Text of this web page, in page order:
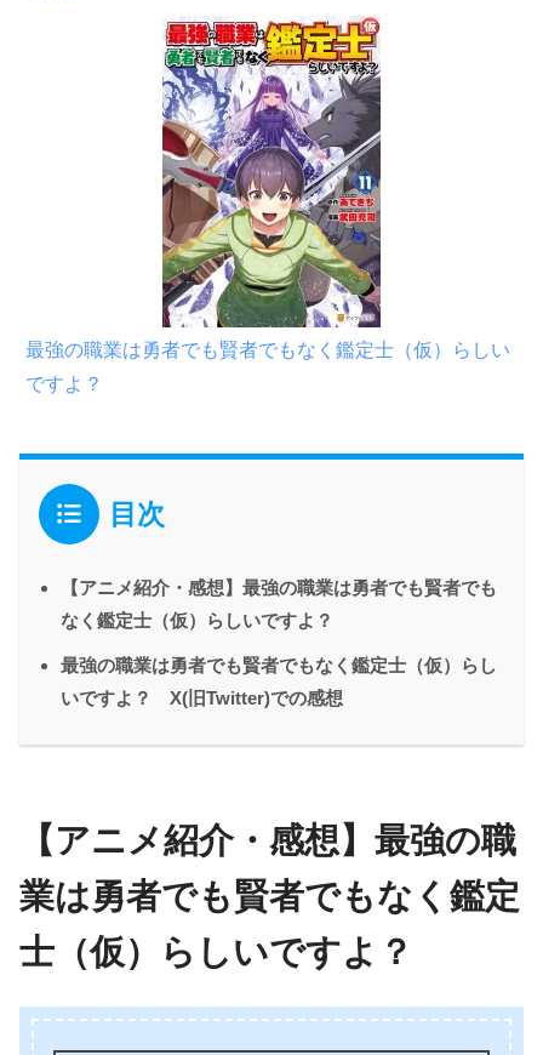
最強の職業は勇者でも賢者でもなく鑑定士（仮）らしい
ですよ？
目次
【アニメ紹介・感想】最強の職業は勇者でも賢者でも
なく鑑定士（仮）らしいですよ？
最強の職業は勇者でも賢者でもなく鑑定士（仮）らし
いですよ？ X(旧Twitter)での感想
【アニメ紹介・感想】最強の職
業は勇者でも賢者でもなく鑑定
士（仮）らしいですよ？